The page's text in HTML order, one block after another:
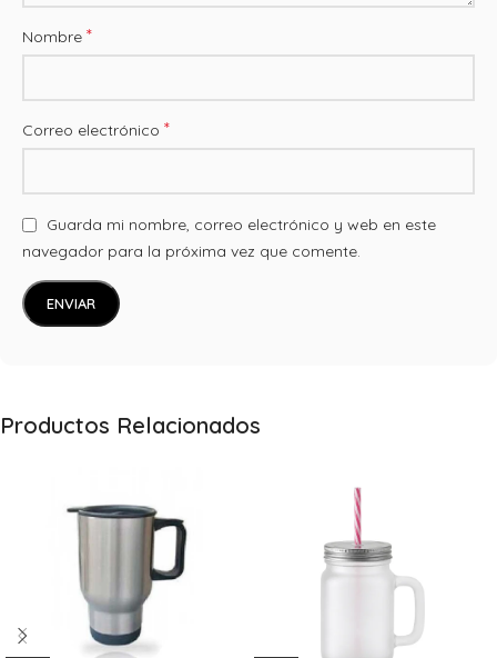
Nombre *
Correo electrónico *
Guarda mi nombre, correo electrónico y web en este
navegador para la próxima vez que comente.
Productos Relacionados